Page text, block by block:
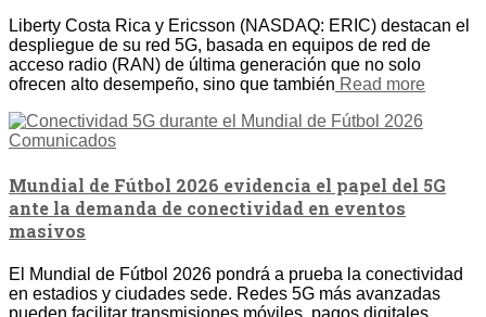
Liberty Costa Rica y Ericsson (NASDAQ: ERIC) destacan el
despliegue de su red 5G, basada en equipos de red de
acceso radio (RAN) de última generación que no solo
ofrecen alto desempeño, sino que también Read more
Comunicados
Mundial de Fútbol 2026 evidencia el papel del 5G
ante la demanda de conectividad en eventos
masivos
El Mundial de Fútbol 2026 pondrá a prueba la conectividad
en estadios y ciudades sede. Redes 5G más avanzadas